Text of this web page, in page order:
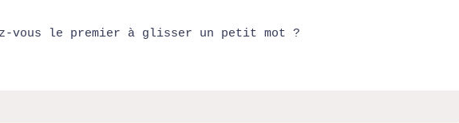
vous le premier à glisser un petit mot ?